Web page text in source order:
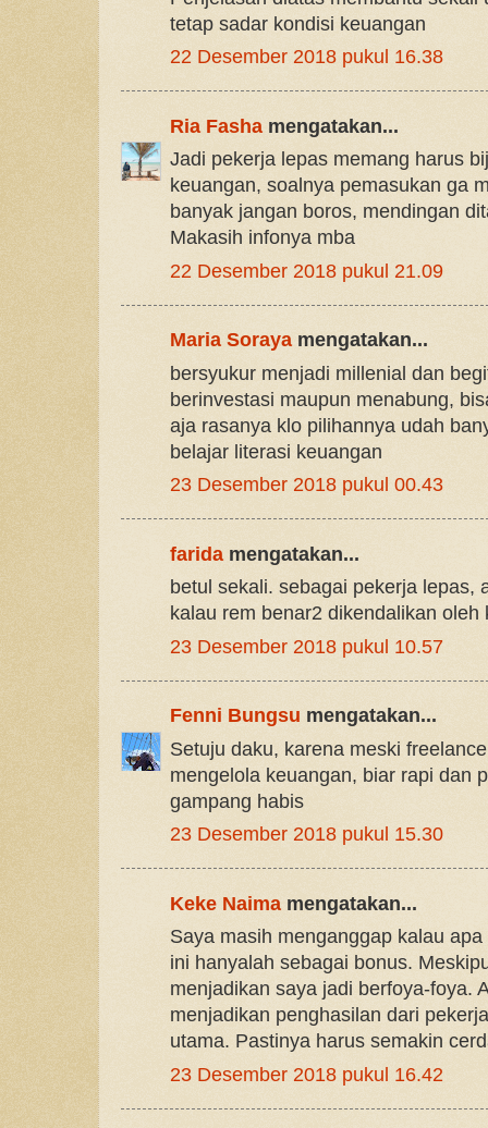
tetap sadar kondisi keuangan
22 Desember 2018 pukul 16.38
Ria Fasha mengatakan...
Jadi pekerja lepas memang harus
keuangan, soalnya pemasukan ga
banyak jangan boros, mendingan
Makasih infonya mba
22 Desember 2018 pukul 21.09
Maria Soraya mengatakan...
bersyukur menjadi millenial dan
berinvestasi maupun menabung,
aja rasanya klo pilihannya udah
belajar literasi keuangan
23 Desember 2018 pukul 00.43
faridamengatakan...
betul sekali. sebagai pekerja lepas,
kalau rem benar2 dikendalikan oleh
23 Desember 2018 pukul 10.57
Fenni Bungsu mengatakan...
Setuju daku, karena meski
mengelola keuangan, biar rapi dan
gampang habis
23 Desember 2018 pukul 15.30
Keke Naima mengatakan...
Saya masih menganggap kalau
ini hanyalah sebagai bonus.
menjadikan saya jadi berfoya-foya.
menjadikan penghasilan dari
utama. Pastinya harus semakin
23 Desember 2018 pukul 16.42